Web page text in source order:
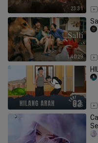
23:31
1:40:29
8:45